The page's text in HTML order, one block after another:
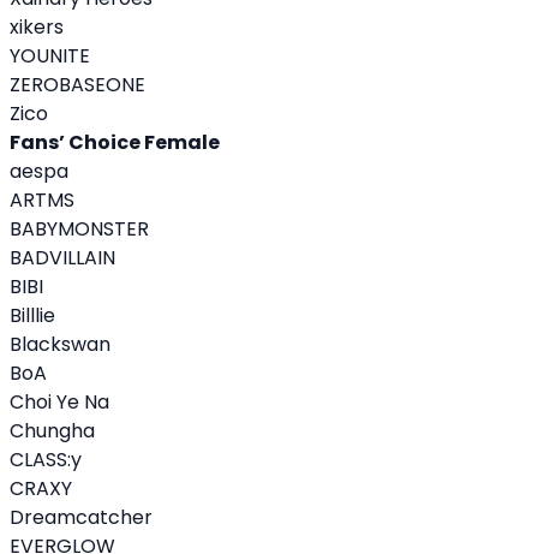
xikers
YOUNITE
ZEROBASEONE
Zico
Fans’ Choice Female
aespa
ARTMS
BABYMONSTER
BADVILLAIN
BIBI
Billlie
Blackswan
BoA
Choi Ye Na
Chungha
CLASS:y
CRAXY
Dreamcatcher
EVERGLOW